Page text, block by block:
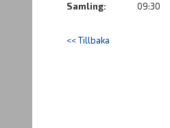
Samling:
09:30
<< Tillbaka